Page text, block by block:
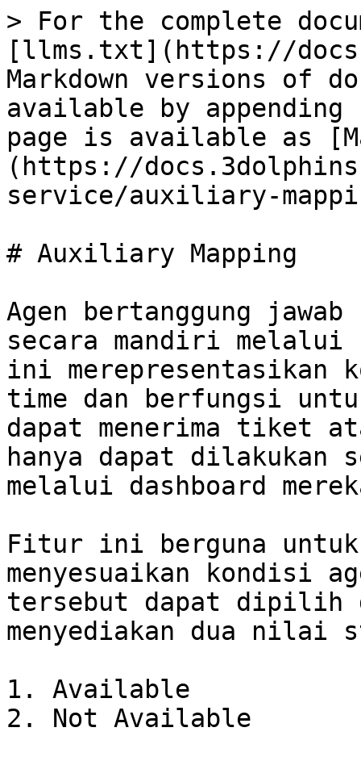
> For the complete
[llms.txt](https://
Markdown versions of
available by
page is available as
(https://
service/auxiliary-
# Auxiliary Mapping
Agen bertanggung
secara mandiri melalui
ini merepresentasikan
time dan berfungsi
dapat menerima tiket
hanya dapat dilakukan
melalui dashboard
Fitur ini berguna untuk
menyesuaikan kondisi
tersebut dapat dipilih
menyediakan dua nilai
1. Available
2. Not Available